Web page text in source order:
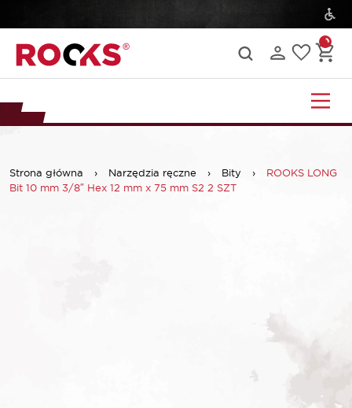
Strona główna › Narzędzia ręczne › Bity ›
ROOKS LONG
Bit 10 mm 3/8″ Hex 12 mm x 75 mm S2 2 SZT